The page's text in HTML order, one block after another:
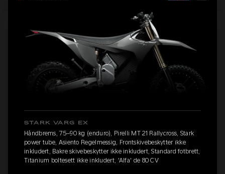
STARK VARG EX
Håndbrems, 75–90 kg (enduro), Pirelli MT 21 Rallycross, Stark
power tube, Asiento Regelmessig, Frontskivebeskytter ikke
inkludert, Bakre skivebeskytter ikke inkludert, Standard fotbrett,
Titanium boltesett ikke inkludert, 'Alfa' de 80 CV